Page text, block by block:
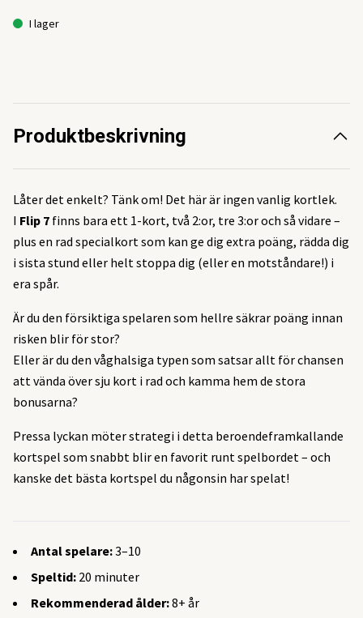
I lager
Produktbeskrivning
Låter det enkelt? Tänk om! Det här är ingen vanlig kortlek.
I Flip 7 finns bara ett 1-kort, två 2:or, tre 3:or och så vidare –
plus en rad specialkort som kan ge dig extra poäng, rädda dig
i sista stund eller helt stoppa dig (eller en motståndare!) i
era spår.
Är du den försiktiga spelaren som hellre säkrar poäng innan
risken blir för stor?
Eller är du den våghalsiga typen som satsar allt för chansen
att vända över sju kort i rad och kamma hem de stora
bonusarna?
Pressa lyckan möter strategi i detta beroendeframkallande
kortspel som snabbt blir en favorit runt spelbordet – och
kanske det bästa kortspel du någonsin har spelat!
Antal spelare:3–10
Speltid: 20 minuter
Rekommenderad ålder:8+ år